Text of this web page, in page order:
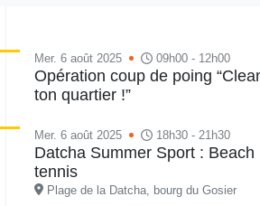
Mer. 6 août 2025 09h00 - 12h00
Opération coup de poing
ton quartier !”
Mer. 6 août 2025 18h30 - 21h30
Datcha Summer Sport : Beach
tennis
Plage de la Datcha, bourg du Gosier
o Gozyé : Gosier
Lanta